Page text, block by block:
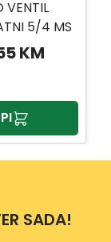
VENTIL
5/4 MS
KM
SADA!